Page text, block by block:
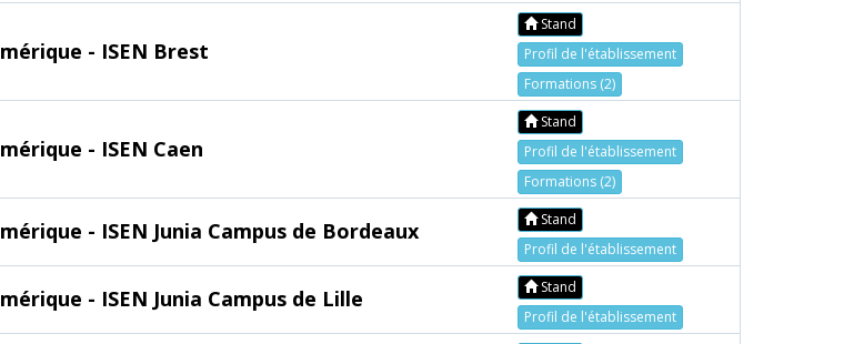
- ISEN Brest
Stand
Profil de l'établissement
Formations (2)
- ISEN Caen
Stand
Profil de l'établissement
Formations (2)
- ISEN Junia Campus de Bordeaux
Stand
Profil de l'établissement
- ISEN Junia Campus de Lille
Stand
Profil de l'établissement